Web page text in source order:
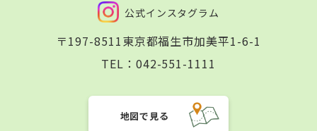
公式インスタグラム
〒197-8511東京都福生市加美平1-6-1
TEL： 042-551-1111
地図で見る